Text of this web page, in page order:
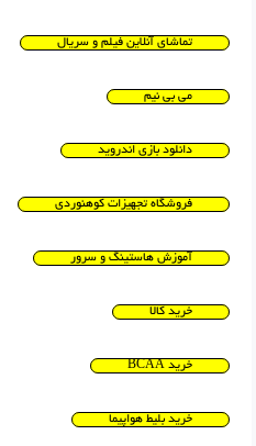
تماشای آنلاین فیلم و سریال
می بی نیم
دانلود بازی اندروید
فروشگاه تجهیزات کوهنوردی
آموزش هاستینگ و سرور
خرید کالا
خرید BCAA
خرید بلیط هواپیما